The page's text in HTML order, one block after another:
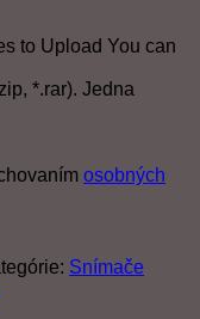
to Upload You can
*.rar). Jedna
osobných
Snímače